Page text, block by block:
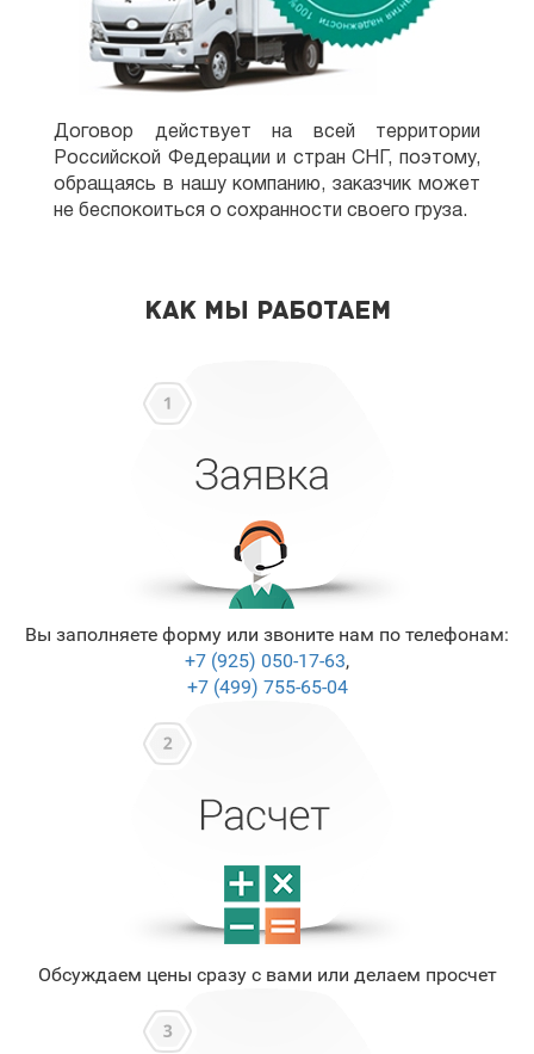
Договор действует на всей территории
Российской Федерации и стран СНГ, поэтому,
обращаясь в нашу компанию, заказчик может
не беспокоиться о сохранности своего груза.
КАК МЫ РАБОТАЕМ
Вы заполняете форму или звоните нам по телефонам:
+7 (925) 050-17-63,
+7 (499) 755-65-04
Обсуждаем цены сразу с вами или делаем просчет